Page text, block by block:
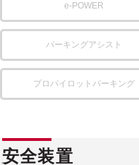
e-POWER
パーキングアシスト
プロパイロットパーキング
安全装置